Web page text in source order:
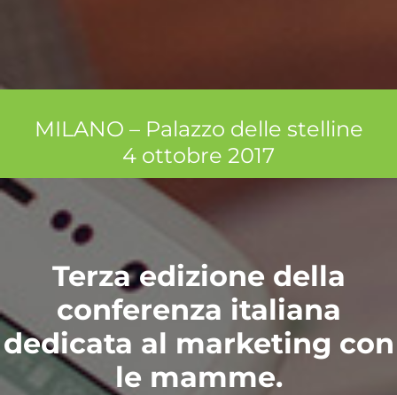
MILANO – Palazzo delle stelline
4 ottobre 2017
Terza edizione della
conferenza italiana
dedicata al marketing con
le mamme.